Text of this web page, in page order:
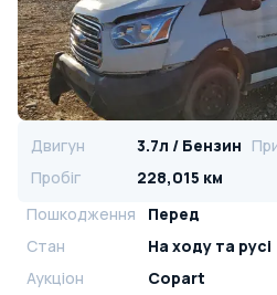
Двигун 3.7л / Бензин
Пробіг
228,015 км
Пошкодження
Перед
Стан
На ​​ходу та русі
Аукціон
Copart